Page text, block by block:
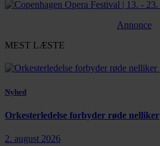
Annonce
MEST LÆSTE
Nyhed
Orkesterledelse forbyder røde nelliker
2. august 2026